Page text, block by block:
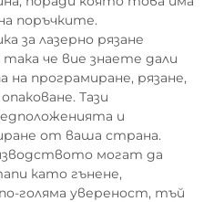
поръчките.
за лазерно рязане
така че вие знаете дали
програмиране, рязане,
Тази
и
от ваша страна.
могат да
като гънене,
голяма увереност, тъй